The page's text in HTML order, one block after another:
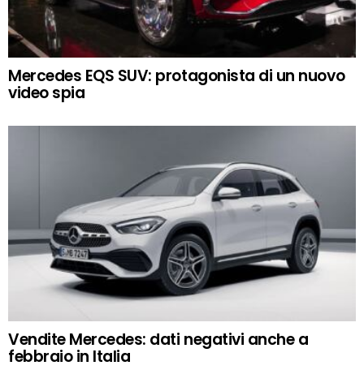
Mercedes EQS SUV: protagonista di un nuovo
video spia
Vendite Mercedes: dati negativi anche a
febbraio in Italia